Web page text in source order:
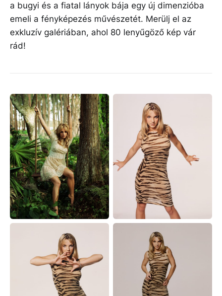
a bugyi és a fiatal lányok bája egy új dimenzióba
emeli a fényképezés művészetét. Merülj el az
exkluzív galériában, ahol 80 lenyűgöző kép vár
rád!